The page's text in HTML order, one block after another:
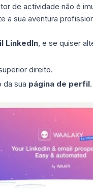
de actividade não é
a sua aventura
LinkedIn, e se quiser
direito.
da sua página de perfil.